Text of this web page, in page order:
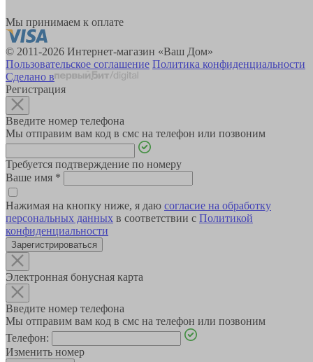
Мы принимаем к оплате
© 2011-2026 Интернет-магазин «Ваш Дом»
Пользовательское соглашение Политика конфиденциальности
Сделано в
Регистрация
Введите номер телефона
Мы отправим вам код в смс на телефон или позвоним
Требуется подтверждение по номеру
Ваше имя *
Нажимая на кнопку ниже, я даю согласие на обработку
персональных данных в соответствии с Политикой
конфиденциальности
Зарегистрироваться
Электронная бонусная карта
Введите номер телефона
Мы отправим вам код в смс на телефон или позвоним
Телефон:
Изменить номер